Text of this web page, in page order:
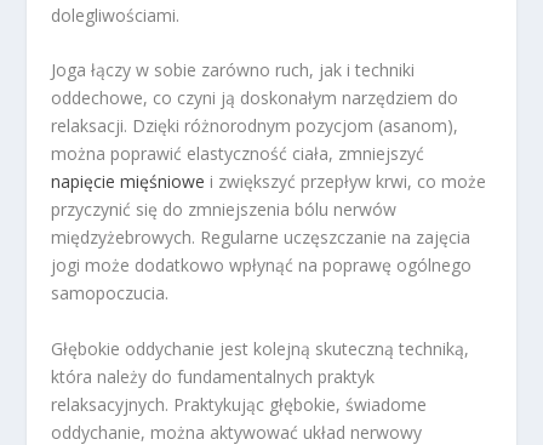
dolegliwościami.
Joga łączy w sobie zarówno ruch, jak i techniki
oddechowe, co czyni ją doskonałym narzędziem do
relaksacji. Dzięki różnorodnym pozycjom (asanom),
można poprawić elastyczność ciała, zmniejszyć
napięcie mięśniowe i zwiększyć przepływ krwi, co może
przyczynić się do zmniejszenia bólu nerwów
międzyżebrowych. Regularne uczęszczanie na zajęcia
jogi może dodatkowo wpłynąć na poprawę ogólnego
samopoczucia.
Głębokie oddychanie jest kolejną skuteczną techniką,
która należy do fundamentalnych praktyk
relaksacyjnych. Praktykując głębokie, świadome
oddychanie, można aktywować układ nerwowy